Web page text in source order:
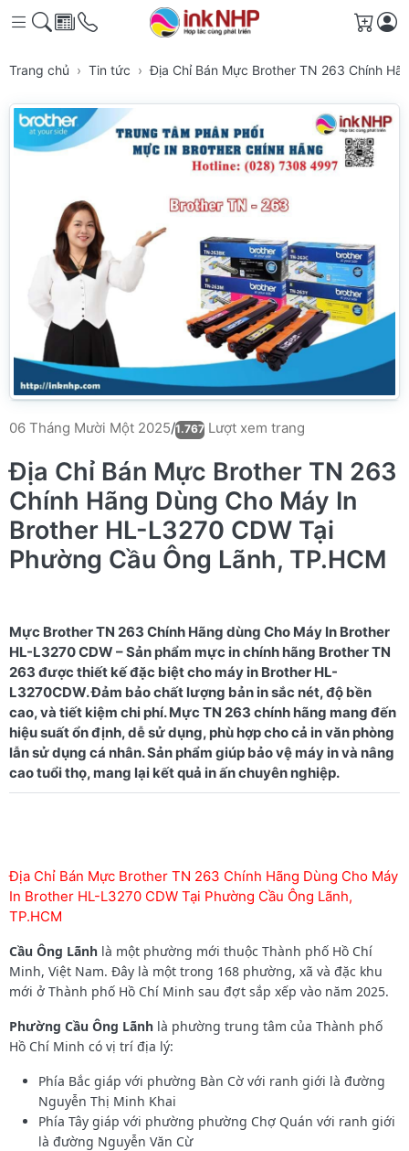
Giỏ
Trang chủ Tin tức Địa Chỉ Bán Mực Brother TN 263 Chính
06 Tháng Mười Một 2025/1.767 Lượt xem trang
Địa Chỉ Bán Mực Brother TN 263
Chính Hãng Dùng Cho Máy In
Brother HL-L3270 CDW Tại
Phường Cầu Ông Lãnh, TP.HCM
Mực Brother TN 263 Chính Hãng dùng Cho Máy In Brother
HL-L3270 CDW – Sản phẩm mực in chính hãng Brother TN
263 được thiết kế đặc biệt cho máy in Brother HL-
L3270CDW. Đảm bảo chất lượng bản in sắc nét, độ bền
cao, và tiết kiệm chi phí. Mực TN 263 chính hãng mang đến
hiệu suất ổn định, dễ sử dụng, phù hợp cho cả in văn phòng
lẫn sử dụng cá nhân. Sản phẩm giúp bảo vệ máy in và nâng
Địa Chỉ Bán Mực Brother TN 263 Chính Hãng Dùng Cho Máy
In Brother HL-L3270 CDW Tại Phường Cầu Ông Lãnh,
TP.HCM
Cầu Ông Lãnh là một phường mới thuộc Thành phố Hồ Chí
Minh, Việt Nam. Đây là một trong 168 phường, xã và đặc khu
mới ở Thành phố Hồ Chí Minh sau đợt sắp xếp vào năm 2025.
Phường Cầu Ông Lãnh là phường trung tâm của Thành phố
Hồ Chí Minh có vị trí địa lý:
Phía Bắc giáp với phường Bàn Cờ với ranh giới là đường
Nguyễn Thị Minh Khai
Phía Tây giáp với phường phường Chợ Quán với ranh giới
là đường Nguyễn Văn Cừ